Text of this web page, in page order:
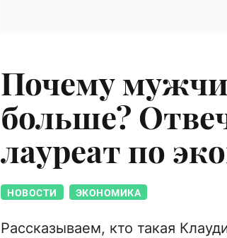
Почему
больше?
лауреат по
НОВОСТИ ЭКОНОМИКА
Рассказываем, кто такая